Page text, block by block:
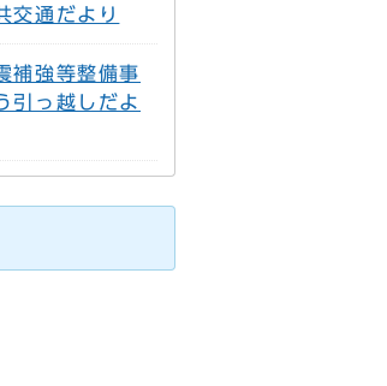
交通だより
補強等整備事
引っ越しだよ